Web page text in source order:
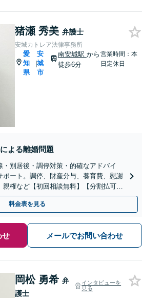
猪瀬 秀美 弁護士
安城カトレア法律事務所
愛
知
県
|
安
城
市
南安城駅 から
徒歩6分
営業時間：本
日定休日
よる離婚問題
・別居後・調停対策・的確なアドバイ
ポート。調停、財産分与、養育費、慰謝
権など【初回相談無料】【分割払可
料金表を見る
せ メールでお問い合わせ
岡松 勇希 弁
護士
インタビューを
見る